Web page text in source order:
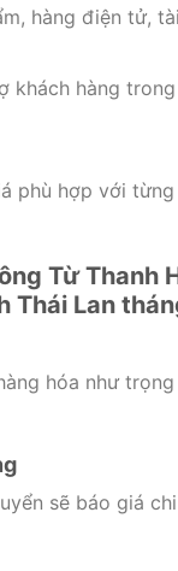
hàng điện tử,
khách hàng
phù hợp với
Từ Thanh
hóa như
sẽ báo giá